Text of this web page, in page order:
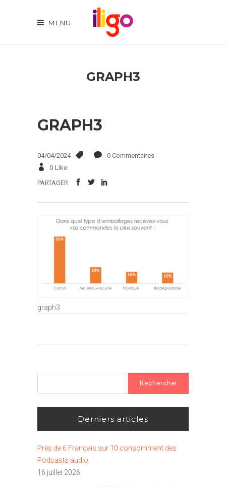
MENU
GRAPH3
GRAPH3
04/04/2024
0 Commentaires
0 Like
PARTAGER
graph3
Derniers articles
Près de 6 Français sur 10 consomment des
Podcasts audio
16 juillet 2026